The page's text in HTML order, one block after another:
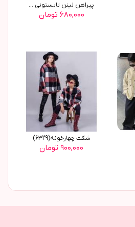
پيراهن لينن تابستوني ...
۶۸۰,۰۰۰ تومان
شکت چهارخونه(6329)
۹۰۰,۰۰۰ تومان